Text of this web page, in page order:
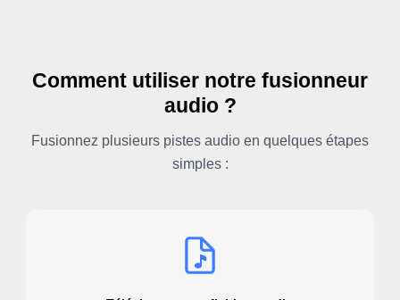
Comment utiliser notre fusionneur
audio ?
Fusionnez plusieurs pistes audio en quelques étapes
simples :